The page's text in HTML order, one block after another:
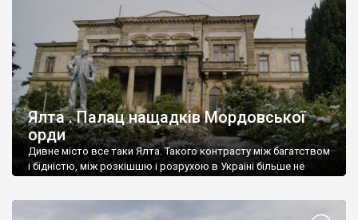
Ялта . Палац нащадків Мордовської
орди
Дивне місто все таки Ялта. Такого контрасту між багатством
і бідністю, між розкішшю і розрухою в Україні більше не